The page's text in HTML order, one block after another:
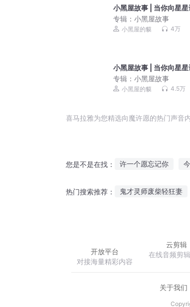
小黑屋故事 | 当你向星星
专辑： 小黑屋故事
小黑屋的貘 4万
小黑屋故事 | 当你向星星
专辑： 小黑屋故事
小黑屋的貘 4.5万
喜马拉雅为您精选向魔许愿的热门声音
您是不是在找： 许一个愿忘记你
热门搜索推荐： 鬼才灵师废柴轻狂妻
开放平台
对接海量精彩内容
云剪辑
在线音频剪
关于我们